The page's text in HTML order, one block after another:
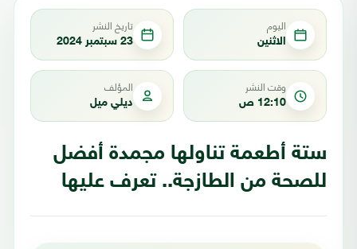
اليوم
الاثنين
تاريخ النشر
23 سبتمبر 2024
وقت النشر
12:10 ص
المؤلف
ديلي ميل
ستة أطعمة تناولها مجمدة أفضل
للصحة من الطازجة.. تعرف عليها